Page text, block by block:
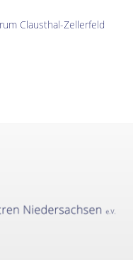
Clausthal-Zellerfeld